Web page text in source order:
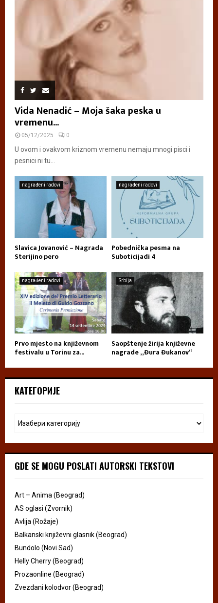
Vida Nenadić – Moja šaka peska u
vremenu...
05/12/2025 0
U ovom i ovakvom kriznom vremenu nemaju mnogi pisci i
pesnici ni tu...
nagrađeni radovi
Slavica Jovanović – Nagrada
Sterijino pero
nagrađeni radovi
Pobednička pesma na
Suboticijadi 4
nagrađeni radovi
Prvo mjesto na književnom
festivalu u Torinu za...
Srbija
Saopštenje žirija književne
nagrade „Đura Đukanov“
КАТЕГОРИЈЕ
GDE SE MOGU POSLATI AUTORSKI TEKSTOVI
Art – Anima (Beograd)
AS oglasi (Zvornik)
Avlija (Rožaje)
Balkanski književni glasnik (Beograd)
Bundolo (Novi Sad)
Helly Cherry (Beograd)
Prozaonline (Beograd)
Zvezdani kolodvor (Beograd)